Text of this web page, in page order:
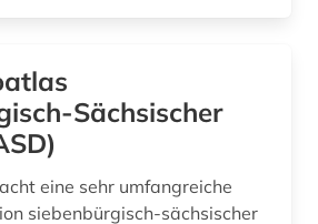
satellitenbild (1)
Sächsischer
eine sehr umfangreiche
siebenbürgisch-sächsischer